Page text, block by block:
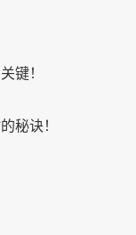
键！
秘诀！